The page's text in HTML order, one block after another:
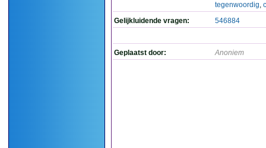
tegenwoordig,
Gelijkluidende vragen:
546884
Geplaatst door: Anoniem